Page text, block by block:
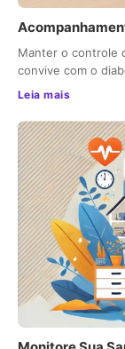
Manter o controle
convive com o
Leia mais